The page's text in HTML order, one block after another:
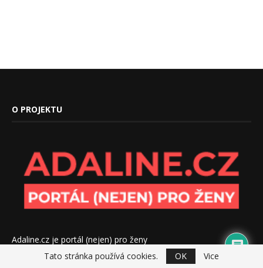
Tato stránka používá cookies. OK Vice
O PROJEKTU
Adaline.cz je portál (nejen) pro ženy